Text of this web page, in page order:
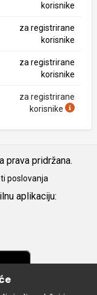
korisnike
za registrirane
korisnike
za registrirane
korisnike
za registrirane
korisnike
pridržana.
poslovanja
aplikaciju: